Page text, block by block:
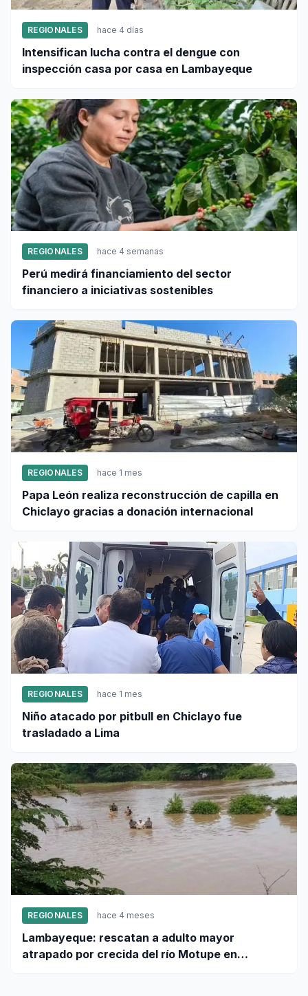
REGIONALES hace 4 días
Intensifican lucha contra el dengue con
inspección casa por casa en Lambayeque
REGIONALES hace 4 semanas
Perú medirá financiamiento del sector
financiero a iniciativas sostenibles
REGIONALES hace 1 mes
Papa León realiza reconstrucción de capilla en
Chiclayo gracias a donación internacional
REGIONALES hace 1 mes
Niño atacado por pitbull en Chiclayo fue
trasladado a Lima
REGIONALES hace 4 meses
Lambayeque: rescatan a adulto mayor
atrapado por crecida del río Motupe en